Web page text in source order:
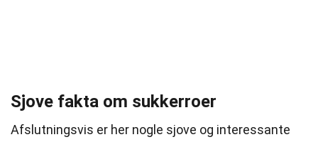
Sjove fakta om sukkerroer
Afslutningsvis er her nogle sjove og interessante